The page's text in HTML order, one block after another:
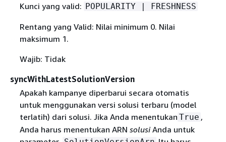
Kunci yang valid: POPULARITY | FRESHNESS
Rentang yang Valid: Nilai minimum 0. Nilai
maksimum 1.
Wajib: Tidak
syncWithLatestSolutionVersion
Apakah kampanye diperbarui secara otomatis
untuk menggunakan versi solusi terbaru (model
terlatih) dari solusi. Jika Anda menentukan True ,
Anda harus menentukan ARN solusiAnda untuk